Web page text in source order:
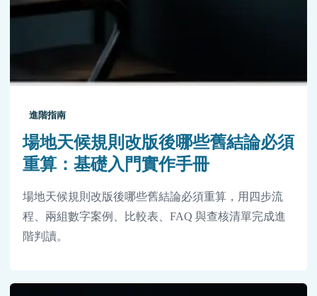
進階指南
場地天候規則改版後哪些舊結論必須
重算：基礎入門實作手冊
場地天候規則改版後哪些舊結論必須重算，用四步流
程、兩組數字案例、比較表、FAQ 與查核清單完成進
階判讀。